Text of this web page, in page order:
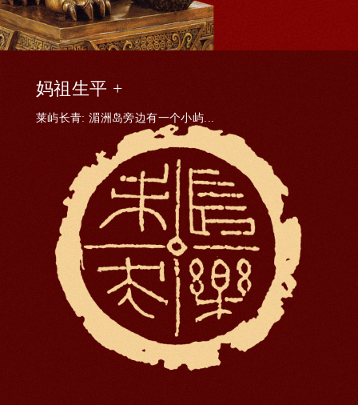
妈祖生平 +
莱屿长青: 湄洲岛旁边有一个小屿...